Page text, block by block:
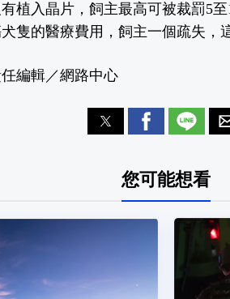
植入晶片，飼主最高可被裁罰5
隻的醫療費用，飼主一個疏失，
編輯／網路中心
您可能想看